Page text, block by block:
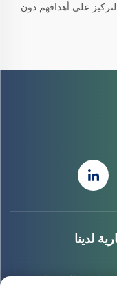
على أهدافهم دون
لدينا
والتحديثات،